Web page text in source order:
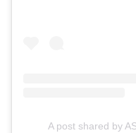
A post shared by